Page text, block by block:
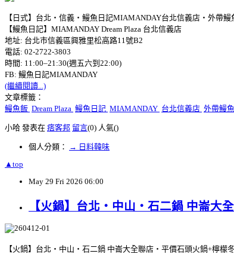
【日式】台北‧信義‧鰻魚日記MIAMANDAY台北信義店‧外帶鰻
【鰻魚日記】MIAMANDAY Dream Plaza 台北信義店
地址: 台北市信義區興雅里松高路11號B2
電話: 02-2722-3803
時間: 11:00–21:30(週五六到22:00)
FB: 鰻魚日記MIAMANDAY
(繼續閱讀...)
文章標籤：
鰻魚飯 Dream Plaza 鰻魚日記 MIAMANDAY 台北信義店 外帶鰻
小哈 發表在 痞客邦 留言(0) 人氣()
個人分類：
→ 日料韓味
▲top
May 29 Fri 2026 06:00
【火鍋】台北‧中山‧石二鍋 中崙大
【火鍋】台北‧中山‧石二鍋 中崙大全聯店‧平價石頭火鍋+檸檬